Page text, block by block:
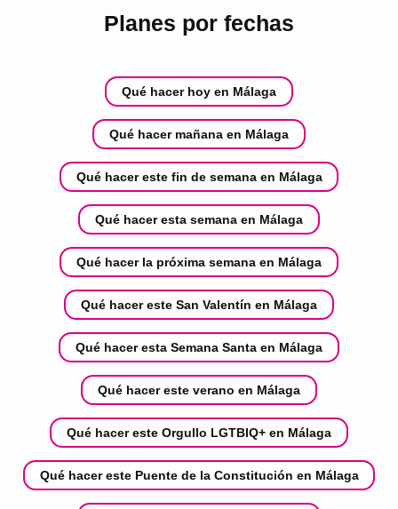
Planes por fechas
Qué hacer hoy en Málaga
Qué hacer mañana en Málaga
Qué hacer este fin de semana en Málaga
Qué hacer esta semana en Málaga
Qué hacer la próxima semana en Málaga
Qué hacer este San Valentín en Málaga
Qué hacer esta Semana Santa en Málaga
Qué hacer este verano en Málaga
Qué hacer este Orgullo LGTBIQ+ en Málaga
Qué hacer este Puente de la Constitución en Málaga